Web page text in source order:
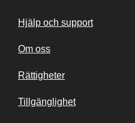
Hjälp och support
Om oss
Rättigheter
Tillgänglighet